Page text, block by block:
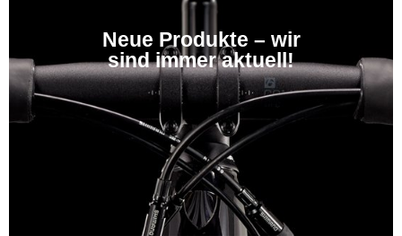
Neue Produkte – wir
sind immer aktuell!